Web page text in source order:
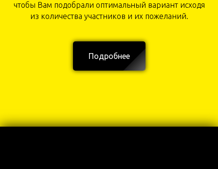
чтобы Вам подобрали оптимальный вариант исходя
из количества участников и их пожеланий.
Подробнее